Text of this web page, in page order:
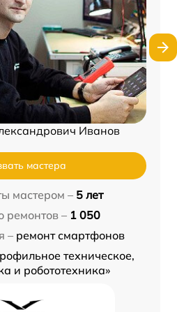
Иванов
мастера
мастером – 5 лет
ремонтов – 1 050
– ремонт смартфонов
техническое,
и робототехника»